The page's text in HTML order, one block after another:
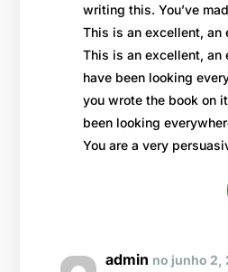
writing this. You’ve
This is an excellent, an
This is an excellent, an
have been looking
you wrote the book on
been looking
You are a very
admin no junho 2,